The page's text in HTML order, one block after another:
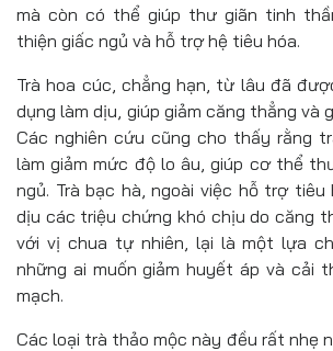
mà còn có thể giúp thư giãn tinh
thiện giấc ngủ và hỗ trợ hệ tiêu hóa.
Trà hoa cúc, chẳng hạn, từ lâu đã
dụng làm dịu, giúp giảm căng thẳng và
Các nghiên cứu cũng cho thấy rằng
làm giảm mức độ lo âu, giúp cơ thể
ngủ. Trà bạc hà, ngoài việc hỗ trợ tiêu
dịu các triệu chứng khó chịu do căng
với vị chua tự nhiên, lại là một lựa
những ai muốn giảm huyết áp và cải
mạch.
Các loại trà thảo mộc này đều rất nhẹ